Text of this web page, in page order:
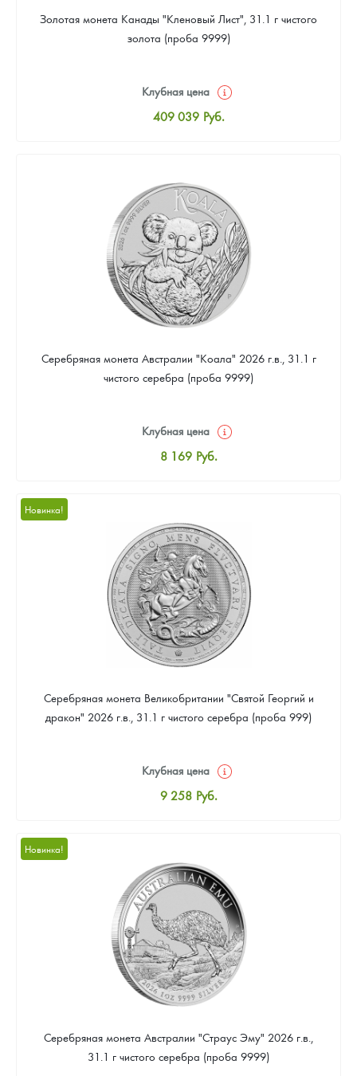
Золотая монета Канады "Кленовый Лист", 31.1 г чистого
золота (проба 9999)
Клубная цена
409 039 Руб.
Цена выкупа
384 869 Руб.
Серебряная монета Австралии "Коала" 2026 г.в., 31.1 г
чистого серебра (проба 9999)
Клубная цена
8 169 Руб.
Цена выкупа
Звоните
Новинка!
Серебряная монета Великобритании "Святой Георгий и
дракон" 2026 г.в., 31.1 г чистого серебра (проба 999)
Клубная цена
9 258 Руб.
Цена выкупа
Звоните
Новинка!
Серебряная монета Австралии "Страус Эму" 2026 г.в.,
31.1 г чистого серебра (проба 9999)